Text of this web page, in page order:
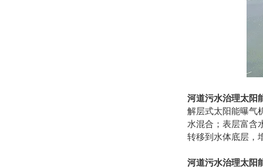
河道污水治理太阳
解层式太阳能曝气
水混合；表层富含
转移到水体底层，
河道污水治理太阳